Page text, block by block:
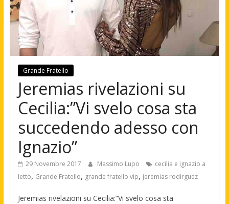
Grande Fratello
Jeremias rivelazioni su
Cecilia:”Vi svelo cosa sta
succedendo adesso con
Ignazio”
29 Novembre 2017 Massimo Lupo
cecilia e ignazio a
letto, Grande Fratello, grande fratello vip, jeremias rodirguez
Jeremias rivelazioni su Cecilia:”Vi svelo cosa sta